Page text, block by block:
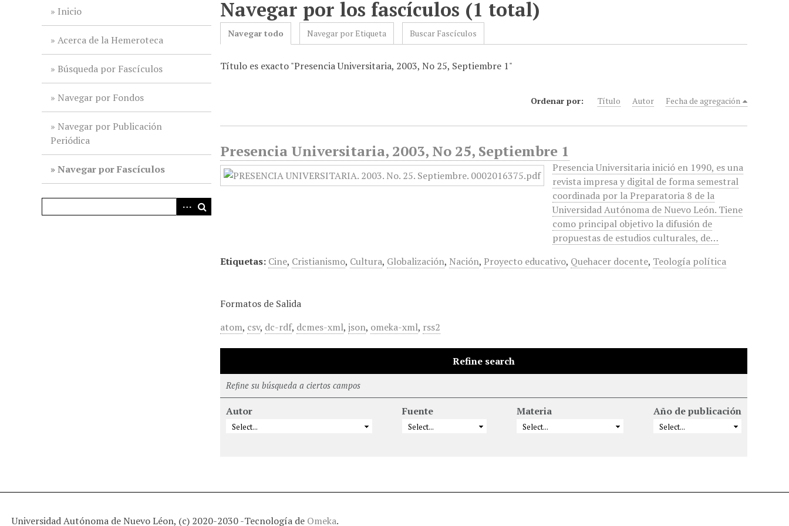
Inicio
Acerca de la Hemeroteca
Búsqueda por Fascículos
Navegar por Fondos
Navegar por Publicación
Periódica
Navegar por Fascículos
Navegar por los fascículos (1 total)
Navegar todo Navegar por Etiqueta Buscar Fascículos
Título es exacto "Presencia Universitaria, 2003, No 25, Septiembre 1"
Ordenar por: Título Autor Fecha de agregación
Presencia Universitaria, 2003, No 25, Septiembre 1
Presencia Universitaria inició en 1990, es una
revista impresa y digital de forma semestral
coordinada por la Preparatoria 8 de la
Universidad Autónoma de Nuevo León. Tiene
como principal objetivo la difusión de
propuestas de estudios culturales, de…
Etiquetas: Cine, Cristianismo, Cultura, Globalización, Nación, Proyecto educativo, Quehacer docente, Teología política
Formatos de Salida
atom, csv, dc-rdf, dcmes-xml,json, omeka-xml, rss2
Refine search
Refine su búsqueda a ciertos campos
Autor Fuente Materia Año de publicación
Universidad Autónoma de Nuevo Léon, (c) 2020-2030 -Tecnología de Omeka.